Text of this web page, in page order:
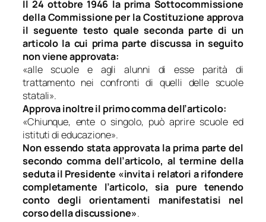
Il 24 ottobre 1946 la prima Sottocommissione
della Commissione per la Costituzione approva
il seguente testo quale seconda parte di un
articolo la cui prima parte discussa in seguito
non viene approvata:
«alle scuole e agli alunni di esse parità di
trattamento nei confronti di quelli delle scuole
statali».
Approva inoltre il primo comma dell’articolo:
«Chiunque, ente o singolo, può aprire scuole ed
istituti di educazione».
Non essendo stata approvata la prima parte del
secondo comma dell’articolo, al termine della
seduta il Presidente «invita i relatori a rifondere
completamente l’articolo, sia pure tenendo
conto degli orientamenti manifestatisi nel
corso della discussione».